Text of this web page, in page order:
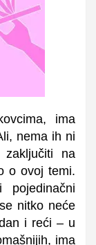
ima
nema ih ni
na
o ovoj temi.
nitko neće
i reći – u
ima